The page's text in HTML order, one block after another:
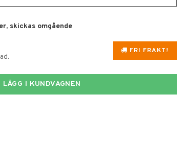
skickas omgående
FRI FRAKT!
LÄGG I KUNDVAGNEN